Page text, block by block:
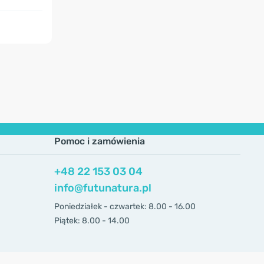
Pomoc i zamówienia
+48 22 153 03 04
info@futunatura.pl
Poniedziałek - czwartek: 8.00 - 16.00
Piątek: 8.00 - 14.00